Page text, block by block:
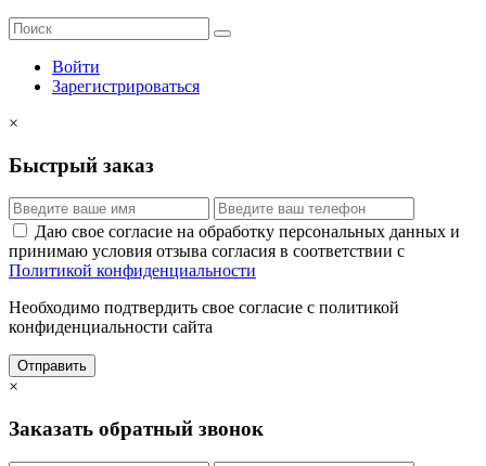
Войти
Зарегистрироваться
×
Быстрый заказ
Даю свое согласие на обработку персональных данных и
принимаю условия отзыва согласия в соответствии с
Политикой конфиденциальности
Необходимо подтвердить свое согласие с политикой
конфиденциальности сайта
Отправить
×
Заказать обратный звонок